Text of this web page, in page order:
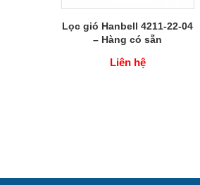
Lọc gió Hanbell 4211-22-04
– Hàng có sẵn
Liên hệ